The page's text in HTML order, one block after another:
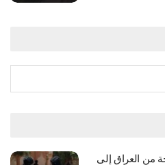
من العراق إلى